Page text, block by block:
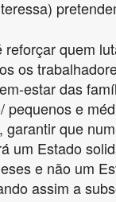
reforçar quem
os
estar das
pequenos e
garantir que
um Estado
e não um
assim a